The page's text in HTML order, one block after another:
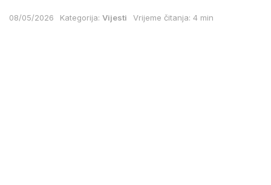
08/05/2026 Kategorija: Vijesti Vrijeme čitanja: 4 min